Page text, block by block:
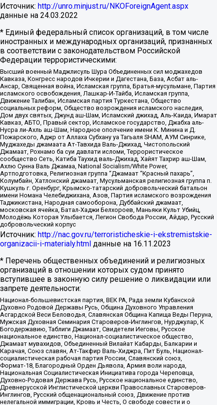
Источник: http://unro.minjust.ru/NKOForeignAgent.aspx
данные на 24.03.2022
* Единый федеральный список организаций, в том числе
иностранных и международных организаций, признанных
в соответствии с законодательством Российской
Федерации террористическими:
Высший военный Маджлисуль Шура Объединенных сил моджахедов
Кавказа, Конгресс народов Ичкерии и Дагестана, База, Асбат аль-
Ансар, Священная война, Исламская группа, Братья-мусульмане, Партия
исламского освобождения, Лашкар-И-Тайба, Исламская группа,
Движение Талибан, Исламская партия Туркестана, Общество
социальных реформ, Общество возрождения исламского наследия,
Дом двух святых, Джунд аш-Шам, Исламский джихад, Аль-Каида, Имарат
Кавказ, АБТО, Правый сектор, Исламское государство, Джабха аль-
Нусра ли-Ахль аш-Шам, Народное ополчение имени К. Минина и Д.
Пожарского, Аджр от Аллаха Субхану уа Тагьаля SHAM, АУМ Синрике,
Муджахеды джамаата Ат-Тавхида Валь-Джихад, Чистопольский
Джамаат, Рохнамо ба суи давлати исломи, Террористическое
сообщество Сеть, Катиба Таухид валь-Джихад, Хайят Тахрир аш-Шам,
Ахлю Сунна Валь Джамаа, National Socialism/White Power,
Артподготовка, Религиозная группа “Джамаат “Красный пахарь”,
Колумбайн, Хатлонский джамаат, Мусульманская религиозная группа п.
Кушкуль г. Оренбург, Крымско-татарский добровольческий батальон
имени Номана Челебиджихана, Азов, Партия исламского возрождения
Таджикистана, Народная самооборона, Дуббайский джамаат,
московская ячейка, Батал-Хаджи Белхороев, Маньяки Культ Убийц,
Молодёжь Которая Улыбается, Легион Свобода России, Айдар, Русский
добровольческий корпус
Источник: http://nac.gov.ru/terroristicheskie-i-ekstremistskie-
organizacii-i-materialy.html данные на 16.11.2023
* Перечень общественных объединений и религиозных
организаций в отношении которых судом принято
вступившее в законную силу решение о ликвидации или
запрете деятельности:
Национал-большевистская партия, ВЕК РА, Рада земли Кубанской
Духовно Родовой Державы Русь, Община Духовного Управления
Асгардской Веси Беловодья, Славянская Община Капища Веды Перуна,
Мужская Духовная Семинария Староверов-Инглингов, Нурджулар, К
Богодержавию, Таблиги Джамаат, Свидетели Иеговы, Русское
национальное единство, Национал-социалистическое общество,
Джамаат мувахидов, Объединенный Вилайат Кабарды, Балкарии и
Карачая, Союз славян, Ат-Такфир Валь-Хиджра, Пит Буль, Национал-
социалистическая рабочая партия России, Славянский союз,
Формат-18, Благородный Орден Дьявола, Армия воли народа,
Национальная Социалистическая Инициатива города Череповца,
Духовно-Родовая Держава Русь, Русское национальное единство,
Древнерусской Инглистической церкви Православных Староверов-
Инглингов, Русский общенациональный союз, Движение против
нелегальной иммиграции, Кровь и Честь, О свободе совести и о